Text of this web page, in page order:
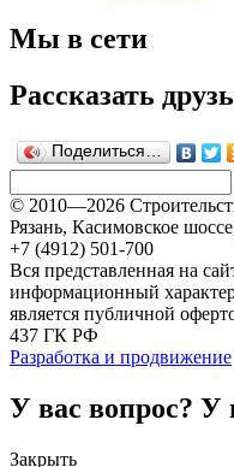
Мы в сети
Рассказать
Поделиться…
© 2010—2026
Рязань, Касимовское
+7 (4912) 501-700
Вся представленная на
информационный
является публичной
437 ГК РФ
Разработка и продвижение
У вас вопрос? У
Закрыть